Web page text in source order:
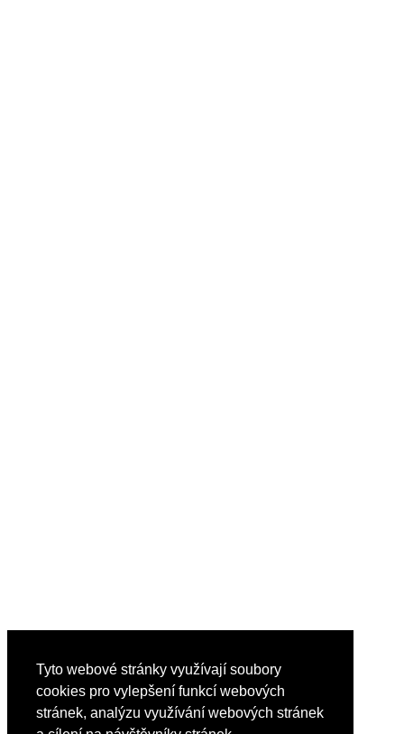
Tyto webové stránky využívají soubory
cookies pro vylepšení funkcí webových
stránek, analýzu využívání webových stránek